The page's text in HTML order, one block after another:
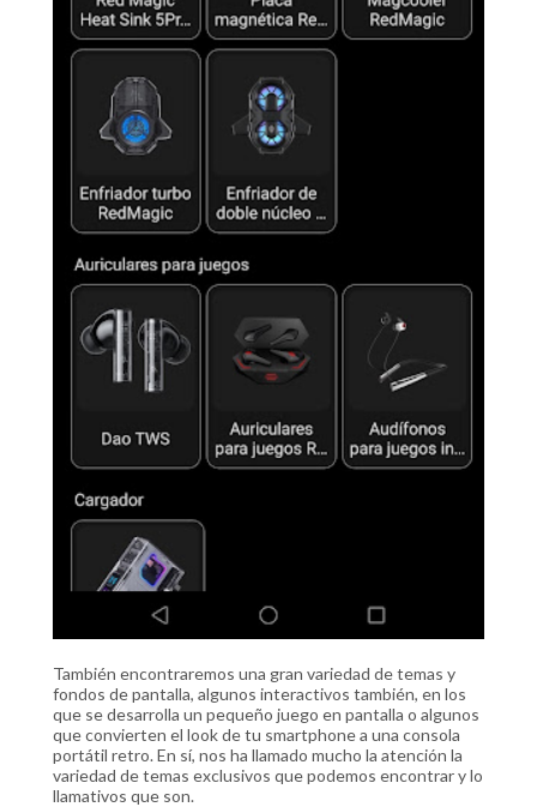
También encontraremos una gran variedad de temas y
fondos de pantalla, algunos interactivos también, en los
que se desarrolla un pequeño juego en pantalla o algunos
que convierten el look de tu smartphone a una consola
portátil retro. En sí, nos ha llamado mucho la atención la
variedad de temas exclusivos que podemos encontrar y lo
llamativos que son.